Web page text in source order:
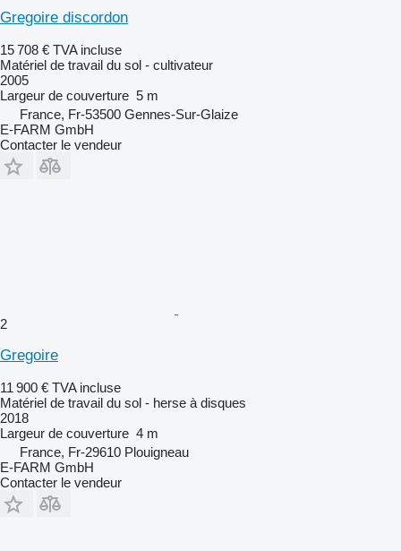
Gregoire discordon
15 708 € TVA incluse
Matériel de travail du sol - cultivateur
2005
Largeur de couverture 5 m
France, Fr-53500 Gennes-Sur-Glaize
E-FARM GmbH
Contacter le vendeur
2
Gregoire
11 900 € TVA incluse
Matériel de travail du sol - herse à disques
2018
Largeur de couverture 4 m
France, Fr-29610 Plouigneau
E-FARM GmbH
Contacter le vendeur